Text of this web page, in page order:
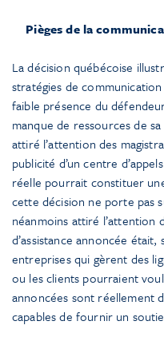
Pièges de la
La décision québécoise
stratégies de
faible présence du
manque de ressources de
attiré l’attention des
publicité d’un centre
réelle pourrait constituer
cette décision ne porte pas
néanmoins attiré l’attention
d’assistance annoncée
entreprises qui gèrent des
ou les clients pourraient
annoncées sont réellement
capables de fournir un